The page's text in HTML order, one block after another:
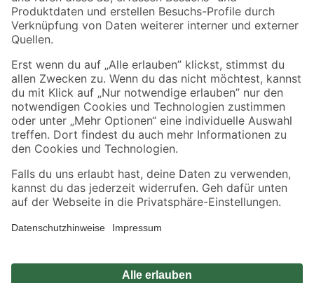
Sicher einkaufen
Jetzt die toom-App herunterladen
Alle Preisangaben in EUR inkl. gesetzl. MwSt.. Die dargestellten Angebote sind unter
Umständen nicht in allen Märkten verfügbar. Die angegebenen Verfügbarkeiten beziehen
Produkte nur solange der Vorrat reicht.
*Paketversand ab 59 € versandkostenfrei, gilt nicht für Artikel mit Speditionsversand, hier
Privatsphäre Impressum